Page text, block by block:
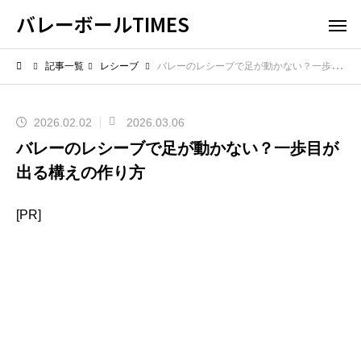
バレーボールTIMES
記事一覧 レシーブ バレーのレシーブで足が動かない？一歩目が出る構えの作り方
2026.02.02 2026.03.06
バレーのレシーブで足が動かない？一歩目が
出る構えの作り方
[PR]